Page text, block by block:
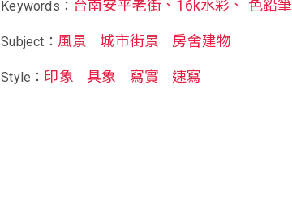
Keywords： 台南安平老街、16k水彩、 色鉛
Subject： 風景 城市街景 房舍建物
Style：印象 具象 寫實 速寫